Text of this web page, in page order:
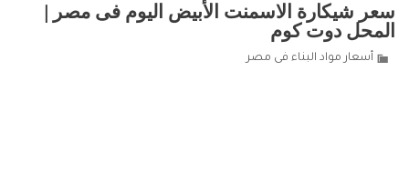
سعر شيكارة الاسمنت الأبيض اليوم فى مصر |
المحل دوت كوم
أسعار مواد البناء فى مصر